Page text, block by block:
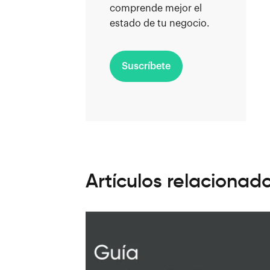
comprende mejor el
estado de tu negocio.
Suscríbete
Artículos